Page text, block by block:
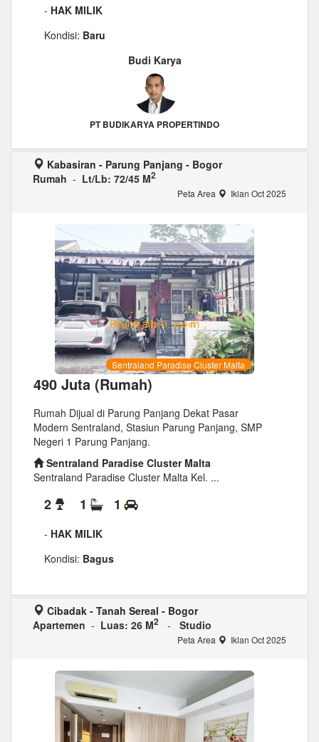
- HAK MILIK
Kondisi: Baru
Budi Karya
PT BUDIKARYA PROPERTINDO
Kabasiran - Parung Panjang - Bogor
Rumah - Lt/Lb: 72/45 M2
Peta Area Iklan Oct 2025
Sentraland Paradise Cluster Malta
490 Juta (Rumah)
Rumah Dijual di Parung Panjang Dekat Pasar
Modern Sentraland, Stasiun Parung Panjang, SMP
Negeri 1 Parung Panjang.
Sentraland Paradise Cluster Malta
Sentraland Paradise Cluster Malta Kel. ...
2 1 1
- HAK MILIK
Kondisi: Bagus
Cibadak - Tanah Sereal - Bogor
Apartemen - Luas: 26 M2 - Studio
Peta Area Iklan Oct 2025